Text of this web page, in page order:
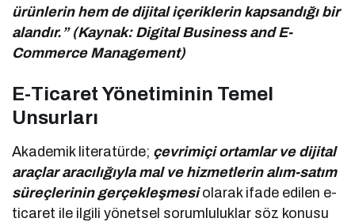
ürünlerin hem de dijital içeriklerin kapsandığı bir
alandır.” (Kaynak: Digital Business and E-
Commerce Management)
E-Ticaret Yönetiminin Temel
Unsurları
Akademik literatürde; çevrimiçi ortamlar ve dijital
araçlar aracılığıyla mal ve hizmetlerin alım-satım
süreçlerinin gerçekleşmesi olarak ifade edilen e-
ticaret ile ilgili yönetsel sorumluluklar söz konusu